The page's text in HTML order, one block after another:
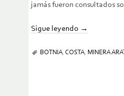
jamás fueron consultados
Sigue leyendo →
BOTNIA, COSTA, MINERA